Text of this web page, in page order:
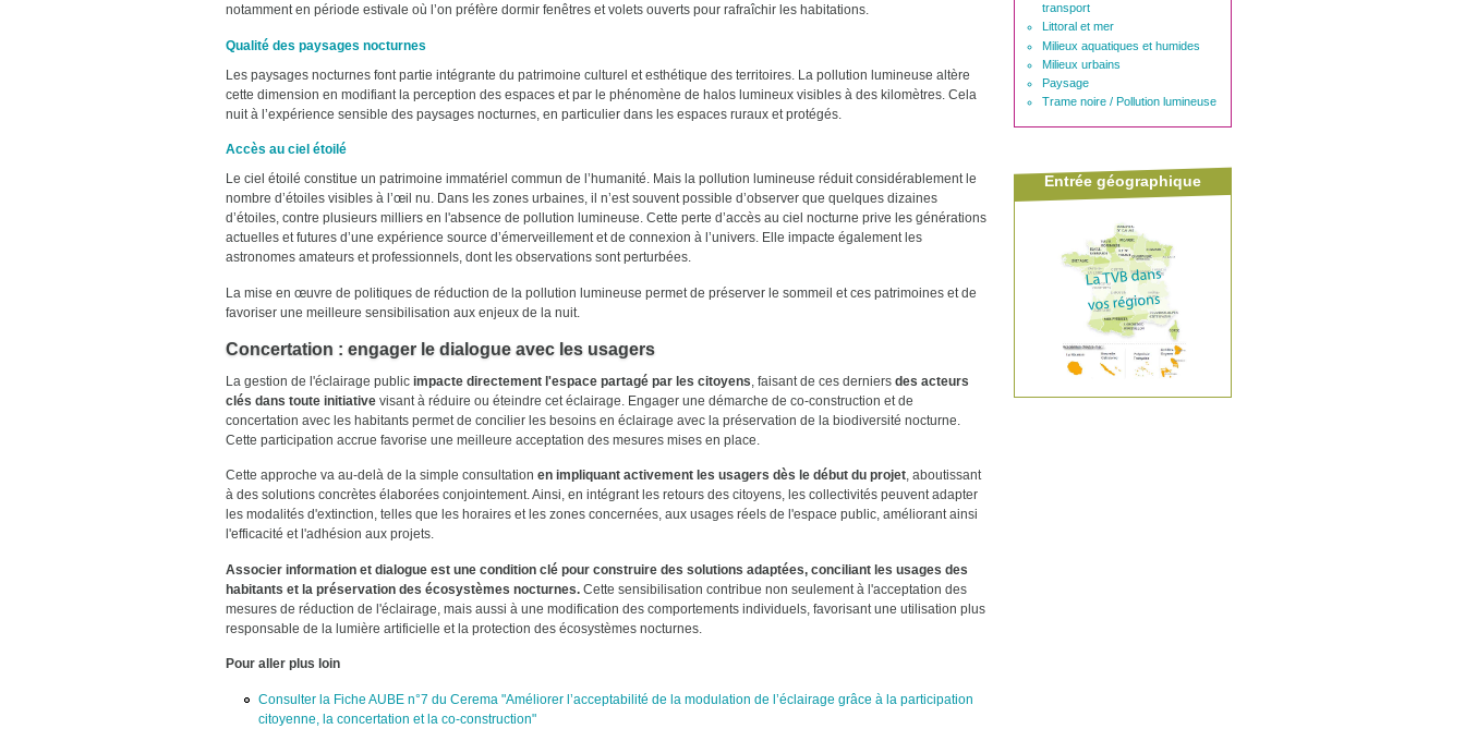
notamment en période estivale où l’on préfère dormir fenêtres et volets ouverts pour rafraîchir les habitations.
Qualité des paysages nocturnes
Les paysages nocturnes font partie intégrante du patrimoine culturel et esthétique des territoires. La pollution lumineuse altère
cette dimension en modifiant la perception des espaces et par le phénomène de halos lumineux visibles à des kilomètres. Cela
nuit à l’expérience sensible des paysages nocturnes, en particulier dans les espaces ruraux et protégés.
Accès au ciel étoilé
Le ciel étoilé constitue un patrimoine immatériel commun de l’humanité. Mais la pollution lumineuse réduit considérablement le
nombre d’étoiles visibles à l’œil nu. Dans les zones urbaines, il n’est souvent possible d’observer que quelques dizaines
d’étoiles, contre plusieurs milliers en l'absence de pollution lumineuse. Cette perte d’accès au ciel nocturne prive les générations
actuelles et futures d’une expérience source d’émerveillement et de connexion à l’univers. Elle impacte également les
astronomes amateurs et professionnels, dont les observations sont perturbées.
La mise en œuvre de politiques de réduction de la pollution lumineuse permet de préserver le sommeil et ces patrimoines et de
favoriser une meilleure sensibilisation aux enjeux de la nuit.
Concertation : engager le dialogue avec les usagers
La gestion de l'éclairage public impacte directement l'espace partagé par les citoyens, faisant de ces derniers des acteurs
clés dans toute initiative visant à réduire ou éteindre cet éclairage. Engager une démarche de co-construction et de
concertation avec les habitants permet de concilier les besoins en éclairage avec la préservation de la biodiversité nocturne.
Cette participation accrue favorise une meilleure acceptation des mesures mises en place.
Cette approche va au-delà de la simple consultation en impliquant activement les usagers dès le début du projet, aboutissant
à des solutions concrètes élaborées conjointement. Ainsi, en intégrant les retours des citoyens, les collectivités peuvent adapter
les modalités d'extinction, telles que les horaires et les zones concernées, aux usages réels de l'espace public, améliorant ainsi
l'efficacité et l'adhésion aux projets.
Associer information et dialogue est une condition clé pour construire des solutions adaptées, conciliant les usages des
habitants et la préservation des écosystèmes nocturnes. Cette sensibilisation contribue non seulement à l'acceptation des
mesures de réduction de l'éclairage, mais aussi à une modification des comportements individuels, favorisant une utilisation plus
responsable de la lumière artificielle et la protection des écosystèmes nocturnes.
Pour aller plus loin
Consulter la Fiche AUBE n°7 du Cerema "Améliorer l’acceptabilité de la modulation de l’éclairage grâce à la participation
citoyenne, la concertation et la co-construction"
transport
Littoral et mer
Milieux aquatiques et humides
Milieux urbains
Paysage
Trame noire / Pollution lumineuse
Entrée géographique